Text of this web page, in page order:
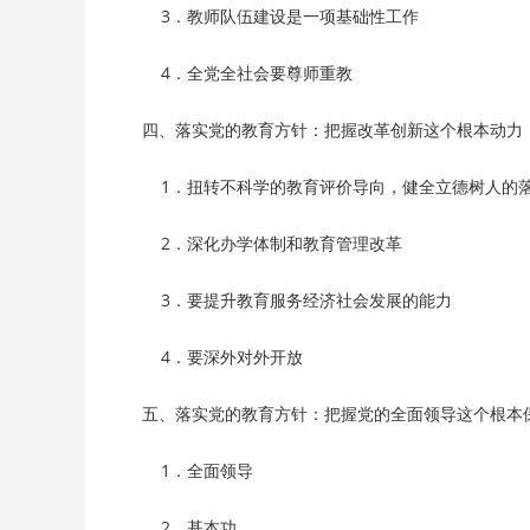
3．教师队伍建设是一项基础性工作
4．全党全社会要尊师重教
四、落实党的教育方针：把握改革创新这个根本动力
1．扭转不科学的教育评价导向，健全立德树人的
2．深化办学体制和教育管理改革
3．要提升教育服务经济社会发展的能力
4．要深外对外开放
五、落实党的教育方针：把握党的全面领导这个根本
1．全面领导